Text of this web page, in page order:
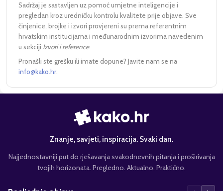
Sadržaj je sastavljen uz pomoć umjetne inteligencije i
pregledan kroz uredničku kontrolu kvalitete prije objave. Sve
činjenice, brojke i izvori provjereni su prema referentnim
hrvatskim institucijama i međunarodnim izvorima navedenim
u sekciji Izvori i reference.
Pronašli ste grešku ili imate dopune? Javite nam se na
info@kako.hr
Znanje, savjeti, inspiracija. Svaki dan.
Najjednostavniji put do rješavanja svakodnevnih pitanja i proširivanja
tvojih horizonata. Pregledno. Aktualno. Praktično.